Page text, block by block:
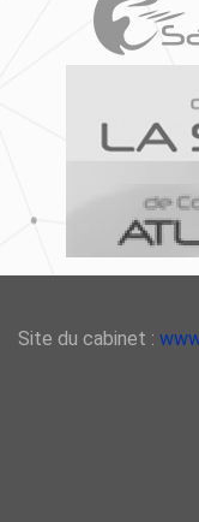
Site du cabinet :